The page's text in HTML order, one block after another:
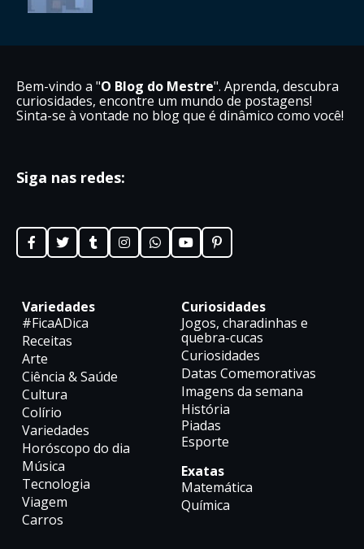
Bem-vindo a "O Blog do Mestre". Aprenda, descubra
curiosidades, encontre um mundo de postagens!
Sinta-se à vontade no blog que é dinâmico como você!
Siga nas redes:
Variedades
#FicaADica
Receitas
Arte
Ciência & Saúde
Cultura
Colírio
Variedades
Horóscopo do dia
Música
Tecnologia
Viagem
Carros
Curiosidades
Jogos, charadinhas e
quebra-cucas
Curiosidades
Datas Comemorativas
Imagens da semana
História
Piadas
Esporte
Exatas
Matemática
Química